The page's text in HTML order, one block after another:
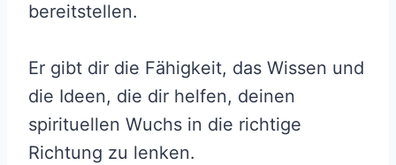
bereitstellen.
Er gibt dir die Fähigkeit, das Wissen und
die Ideen, die dir helfen, deinen
spirituellen Wuchs in die richtige
Richtung zu lenken.